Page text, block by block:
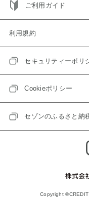
ご利用ガイド
利用規約
セキュリティーポリ
Cookieポリシー
セゾンのふるさと納
Copyright